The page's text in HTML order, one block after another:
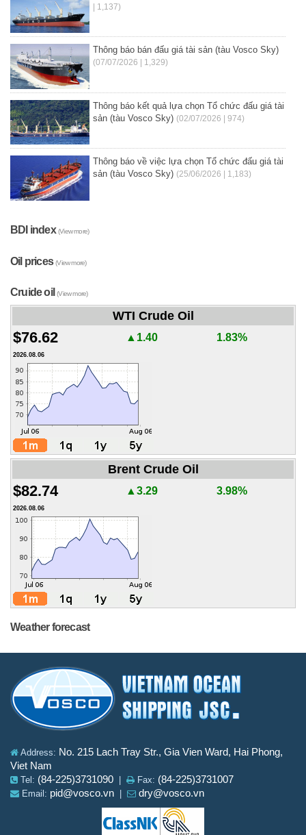
| 1,137)
Thông báo bán đấu giá tài sản (tàu Vosco Sky)
(07/07/2026 | 1,329)
Thông báo kết quả lựa chọn Tổ chức đấu giá tài
sản (tàu Vosco Sky) (02/07/2026 | 974)
Thông báo về việc lựa chọn Tổ chức đấu giá tài
sản (tàu Vosco Sky) (25/06/2026 | 1,183)
BDI index(View more)
Oil prices(View more)
Cruide oil(View more)
WTI Crude Oil
$76.62 ▲1.40 1.83%
2026.08.06
Brent Crude Oil
$82.74 ▲3.29 3.98%
2026.08.06
Weather forecast
Address: No. 215 Lach Tray Str., Gia Vien Ward, Hai Phong,
Viet Nam
Tel: (84-225)3731090 Fax: (84-225)3731007
Email: pid@vosco.vn dry@vosco.vn